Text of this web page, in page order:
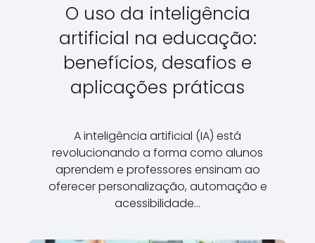
O uso da inteligência
artificial na educação:
benefícios, desafios e
aplicações práticas
A inteligência artificial (IA) está
revolucionando a forma como alunos
aprendem e professores ensinam ao
oferecer personalização, automação e
acessibilidade…